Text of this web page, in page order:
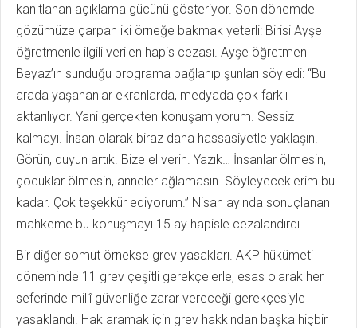
kanıtlanan açıklama gücünü gösteriyor. Son dönemde
gözümüze çarpan iki örneğe bakmak yeterli: Birisi Ayşe
öğretmenle ilgili verilen hapis cezası. Ayşe öğretmen
Beyaz’ın sunduğu programa bağlanıp şunları söyledi: “Bu
arada yaşananlar ekranlarda, medyada çok farklı
aktarılıyor. Yani gerçekten konuşamıyorum. Sessiz
kalmayı. İnsan olarak biraz daha hassasiyetle yaklaşın.
Görün, duyun artık. Bize el verin. Yazık… İnsanlar ölmesin,
çocuklar ölmesin, anneler ağlamasın. Söyleyeceklerim bu
kadar. Çok teşekkür ediyorum.” Nisan ayında sonuçlanan
mahkeme bu konuşmayı 15 ay hapisle cezalandırdı.
Bir diğer somut örnekse grev yasakları. AKP hükümeti
döneminde 11 grev çeşitli gerekçelerle, esas olarak her
seferinde millî güvenliğe zarar vereceği gerekçesiyle
yasaklandı. Hak aramak için grev hakkından başka hiçbir